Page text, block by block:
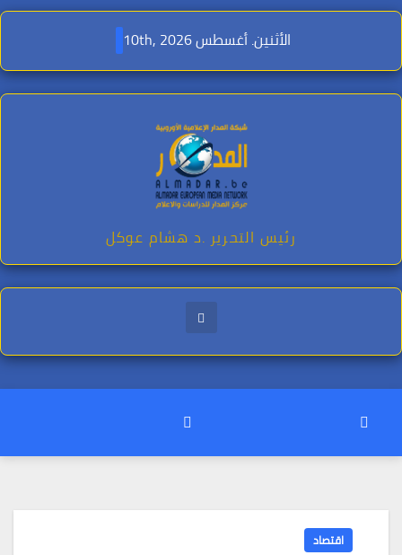
Skip
content
الأثنين. أغسطس 10th, 2026
رئيس التحرير .د هشام عوكل
اقتصاد